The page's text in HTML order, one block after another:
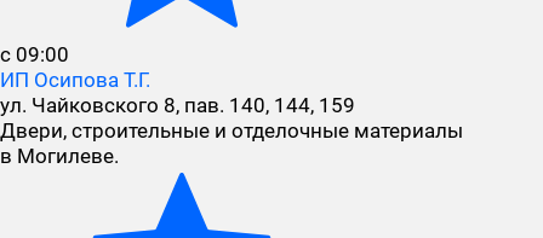
с 09:00
ИП Осипова Т.Г.
ул. Чайковского 8, пав. 140, 144, 159
Двери, строительные и отделочные материалы
в Могилеве.